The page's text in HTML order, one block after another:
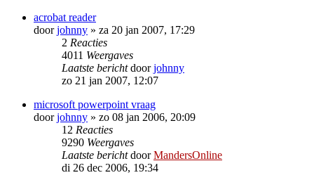
acrobat reader
doorjohnny » za 20 jan 2007, 17:29
2 Reacties
4011 Weergaves
Laatste berichtdoorjohnny
zo 21 jan 2007, 12:07
microsoft powerpoint vraag
doorjohnny » zo 08 jan 2006, 20:09
12 Reacties
9290 Weergaves
Laatste berichtdoorMandersOnline
di 26 dec 2006, 19:34